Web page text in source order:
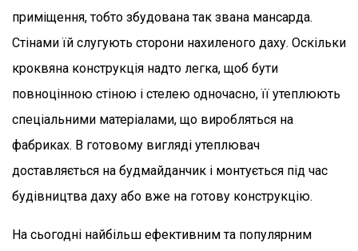
приміщення, тобто збудована так звана мансарда.
Стінами їй слугують сторони нахиленого даху. Оскільки
кроквяна конструкція надто легка, щоб бути
повноцінною стіною і стелею одночасно, її утеплюють
спеціальними матеріалами, що виробляться на
фабриках. В готовому вигляді утеплювач
доставляється на будмайданчик і монтується під час
будівництва даху або вже на готову конструкцію.
На сьогодні найбільш ефективним та популярним